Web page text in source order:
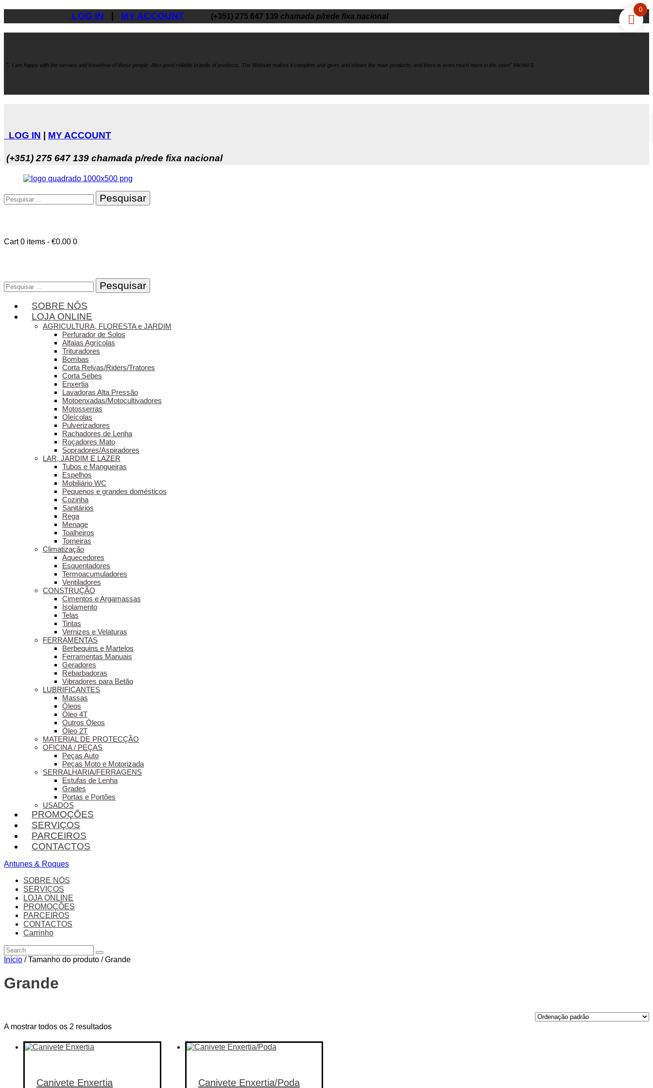
LOG IN MY ACCOUNT (+351) 275 647 139 chamada p/rede fixa nacional
".. I am happy with the service and knowhow of these people. Also good reliable brands of products. The Website makes it complete and gives and shows the main products, and there is even much more in the store" Michël S
LOG IN MY ACCOUNT
(+351) 275 647 139 chamada p/rede fixa nacional
Pesquisar
por:
Cart 0 items - €0.00 0
Pesquisar
por:
SOBRE NÓS
LOJA ONLINE
AGRICULTURA, FLORESTA e JARDIM
Perfurador de Solos
Alfaias Agrícolas
Trituradores
Bombas
Corta Relvas/Riders/Tratores
Corta Sebes
Enxertia
Lavadoras Alta Pressão
Motoenxadas/Motocultivadores
Motosserras
Oleícolas
Pulverizadores
Rachadores de Lenha
Roçadores Mato
Sopradores/Aspiradores
LAR, JARDIM E LAZER
Tubos e Mangueiras
Espelhos
Mobiliário WC
Pequenos e grandes domésticos
Cozinha
Sanitários
Rega
Menage
Toalheiros
Torneiras
Climatização
Aquecedores
Esquentadores
Termoacumuladores
Ventiladores
CONSTRUÇÃO
Cimentos e Argamassas
Isolamento
Telas
Tintas
Vernizes e Velaturas
FERRAMENTAS
Berbequins e Martelos
Ferramentas Manuais
Geradores
Rebarbadoras
Vibradores para Betão
LUBRIFICANTES
Massas
Óleos
Óleo 4T
Outros Óleos
Óleo 2T
MATERIAL DE PROTECÇÃO
OFICINA / PEÇAS
Peças Auto
Peças Moto e Motorizada
SERRALHARIA/FERRAGENS
Estufas de Lenha
Grades
Portas e Portões
USADOS
PROMOÇÕES
SERVIÇOS
PARCEIROS
CONTACTOS
Antunes & Roques
SOBRE NÓS
SERVIÇOS
LOJA ONLINE
PROMOÇÕES
PARCEIROS
CONTACTOS
Carrinho
Início / Tamanho do produto / Grande
Grande
On sale(14)
A mostrar todos os 2 resultados
Canivete Enxertia Canivete Enxertia/Poda
0